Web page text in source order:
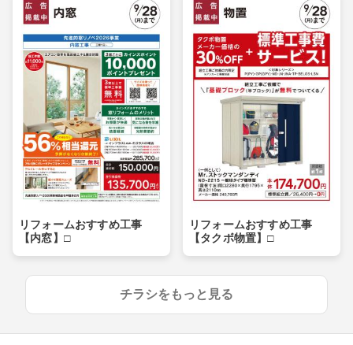
リフォームおすすめ工事
【内窓】□
リフォームおすすめ工事
【タクボ物置】□
チラシをもっと見る